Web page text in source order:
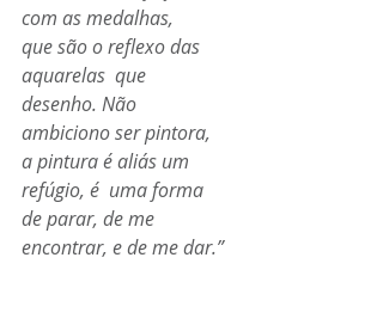
com as medalhas,
que são o reflexo das
aquarelas  que
desenho. Não
ambiciono ser pintora,
a pintura é aliás um
refúgio, é  uma forma
de parar, de me
encontrar, e de me dar.”